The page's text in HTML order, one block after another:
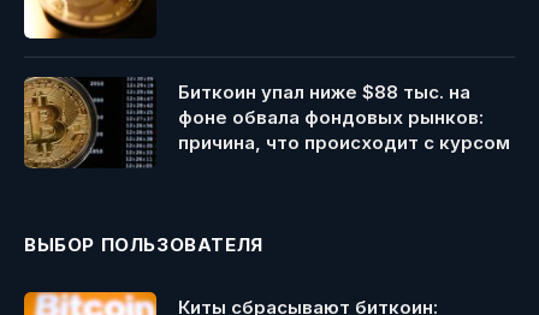
Биткоин упал ниже $88 тыс. на
фоне обвала фондовых рынков:
причина, что происходит с курсом
ВЫБОР ПОЛЬЗОВАТЕЛЯ
Киты сбрасывают биткоин: